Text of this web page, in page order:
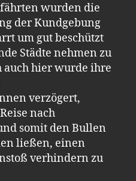
wurden die
der Kundgebung
um gut beschützt
Städte nehmen zu
auch hier wurde ihre
verzögert,
nach
somit den Bullen
ließen, einen
verhindern zu